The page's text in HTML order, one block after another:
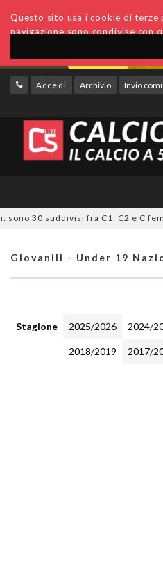
Questo sito usa i cookie di
navigazione sono condivise con
Accedi Archivio Invio
30 suddivisi fra C1, C2 e C
Giovanili - Under 19
Stagione 2025/2026 2024/
2018/2019 2017/